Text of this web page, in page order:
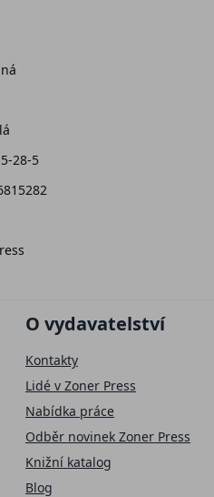
28-5
O vydavatelství
Kontakty
Lidé v Zoner Press
Nabídka práce
Odběr novinek Zoner Press
Knižní katalog
Blog